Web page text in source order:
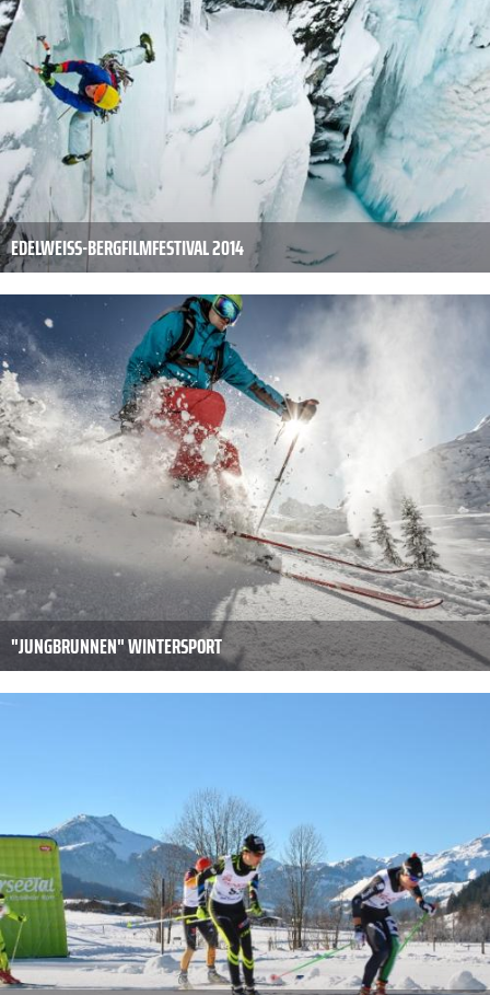
EDELWEISS-BERGFILMFESTIVAL 2014
"JUNGBRUNNEN" WINTERSPORT